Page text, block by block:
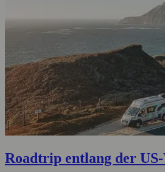
Roadtrip entlang der US-